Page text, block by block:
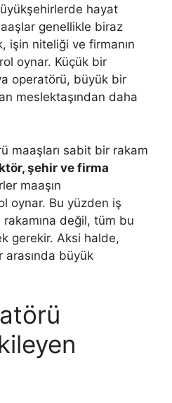
hayat
genellikle biraz
işin niteliği ve firmanın
oynar. Küçük bir
operatörü, büyük bir
meslektaşından daha
maaşları sabit bir rakam
şehir ve firma
maaşın
oynar. Bu yüzden iş
değil, tüm bu
gerekir. Aksi halde,
arasında büyük